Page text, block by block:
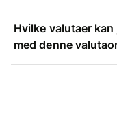
Hvilke valutaer
med denne